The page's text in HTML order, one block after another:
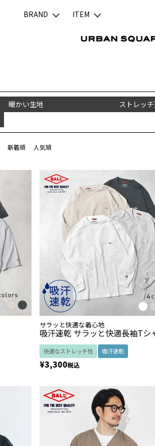
BRAND ITEM
暖かい生地 ストレッ
新着順 人気順
サラッと快適な着心地
吸汗速乾 サラッと快適長袖Tシ
快適なストレッチ性 吸汗速乾
¥3,300税込